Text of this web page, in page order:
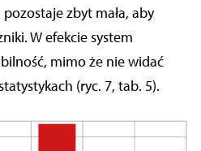
zbyt mała, aby
W efekcie system
mimo że nie widać
(ryc. 7, tab. 5).